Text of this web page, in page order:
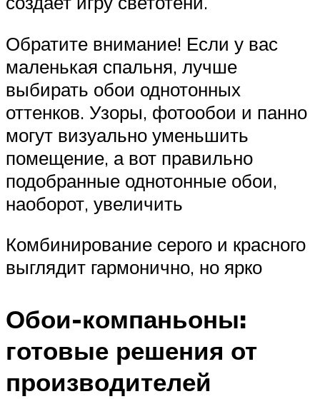
Обратите внимание! Если у вас
маленькая спальня, лучше
выбирать обои однотонных
оттенков. Узоры, фотообои и панно
могут визуально уменьшить
помещение, а вот правильно
подобранные однотонные обои,
наоборот, увеличить
Комбинирование серого и красного
выглядит гармонично, но ярко
Обои-компаньоны:
готовые решения от
производителей